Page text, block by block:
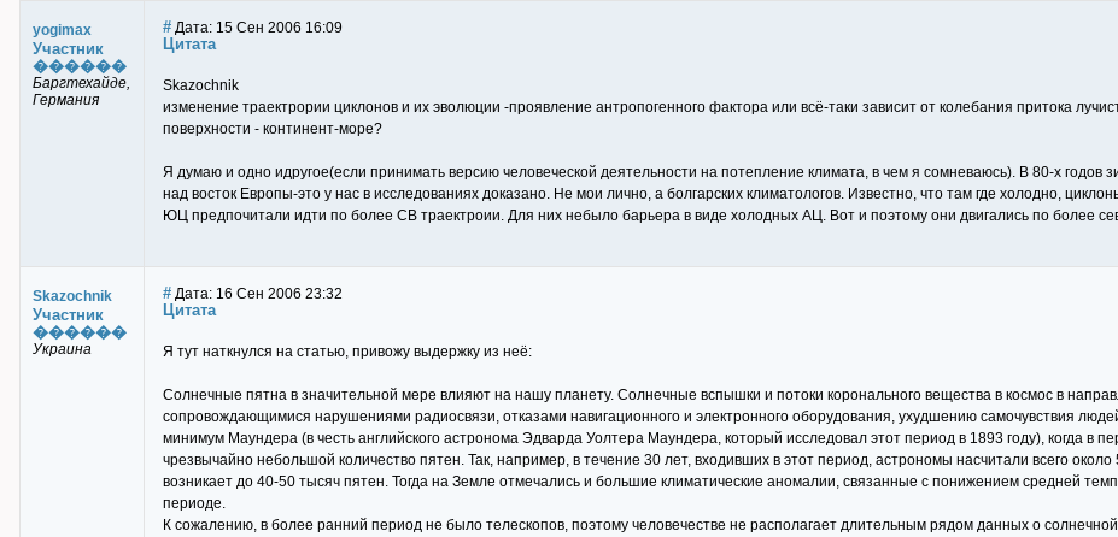
yogimax
Участник
������
Баргтехайде,
Германия
# Дата: 15 Сен 2006 16:09
Цитата
Skazochnik
изменение траектрории циклонов и их эволюции -проявление антропогенного фактора или всё-таки зависит от колебания притока
поверхности - континент-море?
Я думаю и одно идругое(если принимать версию человеческой деятельности на потепление климата, в чем я сомневаюсь). В 80-х
над восток Европы-это у нас в исследованиях доказано. Не мои лично, а болгарских климатологов. Известно, что там где холодно,
ЮЦ предпочитали идти по более СВ траектроии. Для них небыло барьера в виде холодных АЦ. Вот и поэтому они двигались по более
Skazochnik
Участник
������
Украина
# Дата: 16 Сен 2006 23:32
Цитата
Я тут наткнулся на статью, привожу выдержку из неё:
Солнечные пятна в значительной мере влияют на нашу планету. Солнечные вспышки и потоки коронального вещества в космос в
сопровождающимися нарушениями радиосвязи, отказами навигационного и электронного оборудования, ухудшению самочувствия
минимум Маундера (в честь английского астронома Эдварда Уолтера Маундера, который исследовал этот период в 1893 году), когда в
чрезвычайно небольшой количество пятен. Так, например, в течение 30 лет, входивших в этот период, астрономы насчитали всего
возникает до 40-50 тысяч пятен. Тогда на Земле отмечались и большие климатические аномалии, связанные с понижением средней
периоде.
К сожалению, в более ранний период не было телескопов, поэтому человечестве не располагает длительным рядом данных о